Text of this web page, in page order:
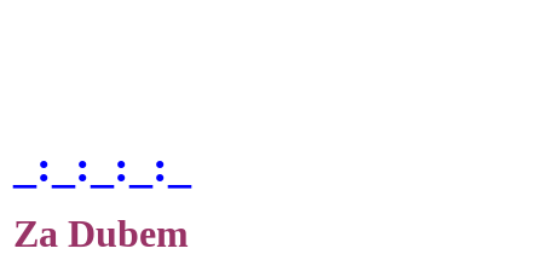
_:_:_:_:_
Za Dubem